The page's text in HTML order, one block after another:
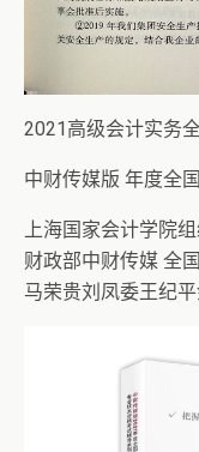
2021高级会计实务
中财传媒版 年度全
上海国家会计学院
财政部中财传媒 全
马荣贵刘凤委王纪